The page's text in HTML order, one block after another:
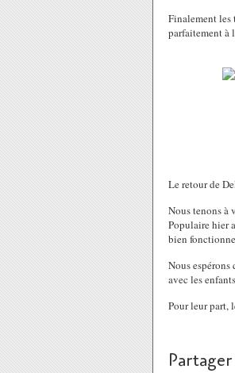
Finalement les
parfaitement à
Le retour de
Nous tenons à
Populaire hier
bien
Nous
avec les
Pour leur part,